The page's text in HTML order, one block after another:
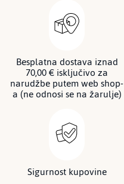
Besplatna dostava iznad
70,00 € isključivo za
narudžbe putem web shop-
a (ne odnosi se na žarulje)
Sigurnost kupovine